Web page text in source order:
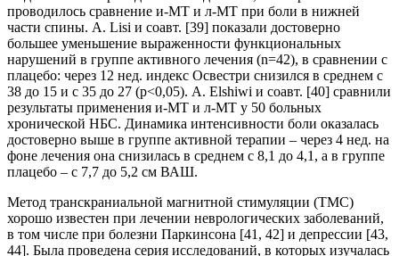
проводилось сравнение и-МТ и л-МТ при боли в нижней
части спины. A. Lisi и соавт. [39] показали достоверно
большее уменьшение выраженности функциональных
нарушений в группе активного лечения (n=42), в сравнении с
плацебо: через 12 нед. индекс Освестри снизился в среднем с
38 до 15 и с 35 до 27 (р<0,05). А. Elshiwi и соавт. [40] сравнили
результаты применения и-МТ и л-МТ у 50 больных
хронической НБС. Динамика интенсивности боли оказалась
достоверно выше в группе активной терапии – через 4 нед. на
фоне лечения она снизилась в среднем с 8,1 до 4,1, а в группе
плацебо – с 7,7 до 5,2 см ВАШ.
Метод транскраниальной магнитной стимуляции (ТМС)
хорошо известен при лечении неврологических заболеваний,
в том числе при болезни Паркинсона [41, 42] и депрессии [43,
44]. Была проведена серия исследований, в которых изучалась